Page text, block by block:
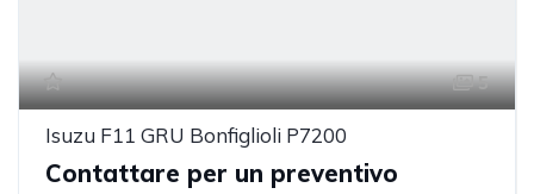
5
Isuzu F11 GRU Bonfiglioli P7200
Contattare per un preventivo